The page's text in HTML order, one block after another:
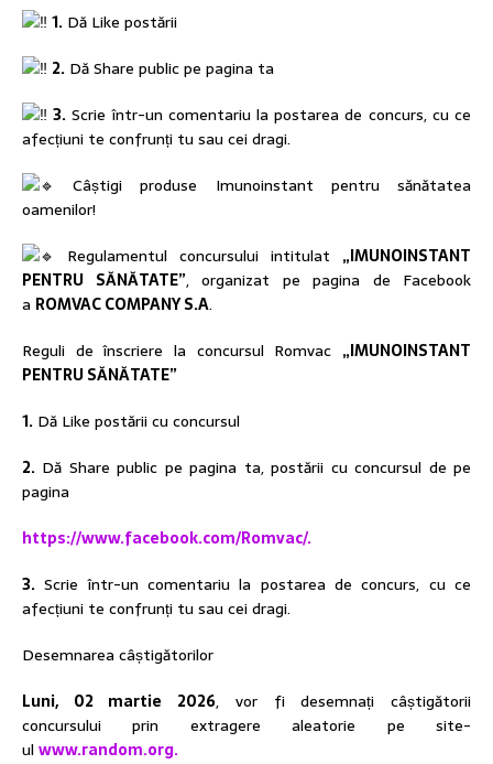
1. Dă Like postării
2. Dă Share public pe pagina ta
3. Scrie într-un comentariu la postarea de concurs, cu ce
afecțiuni te confrunți tu sau cei dragi.
Câștigi produse Imunoinstant pentru sănătatea
oamenilor!
Regulamentul concursului intitulat „IMUNOINSTANT
PENTRU SĂNĂTATE”, organizat pe pagina de Facebook
a ROMVAC COMPANY S.A.
Reguli de înscriere la concursul Romvac „IMUNOINSTANT
PENTRU SĂNĂTATE”
1. Dă Like postării cu concursul
2. Dă Share public pe pagina ta, postării cu concursul de pe
pagina
https://www.facebook.com/Romvac/.
3. Scrie într-un comentariu la postarea de concurs, cu ce
afecțiuni te confrunți tu sau cei dragi.
Desemnarea câștigătorilor
Luni, 02 martie 2026, vor fi desemnați câștigătorii
concursului prin extragere aleatorie pe site-
ul www.random.org.